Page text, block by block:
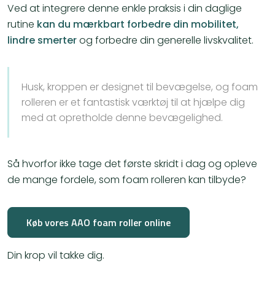
Ved at integrere denne enkle praksis i din daglige
rutine kan du mærkbart forbedre din mobilitet,
lindre smerterog forbedre din generelle livskvalitet.
Husk, kroppen er designet til bevægelse, og foam
rolleren er et fantastisk værktøj til at hjælpe dig
med at opretholde denne bevægelighed.
Så hvorfor ikke tage det første skridt i dag og opleve
de mange fordele, som foam rolleren kan tilbyde?
Køb vores AAO foam roller online
Din krop vil takke dig.